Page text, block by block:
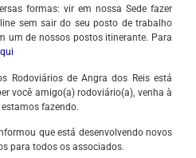
formas: vir em nossa Sede fazer
sem sair do seu posto de trabalho
um de nossos postos itinerante. Para
Rodoviários de Angra dos Reis está
você amigo(a) rodoviário(a), venha à
fazendo.
que está desenvolvendo novos
para todos os associados.